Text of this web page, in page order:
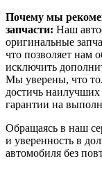
Почему мы
запчасти: Наш
оригинальные
что позволяет нам
исключить
Мы уверены, что
достичь наилучших
гарантии на
Обращаясь в наш
и уверенность в
автомобиля без